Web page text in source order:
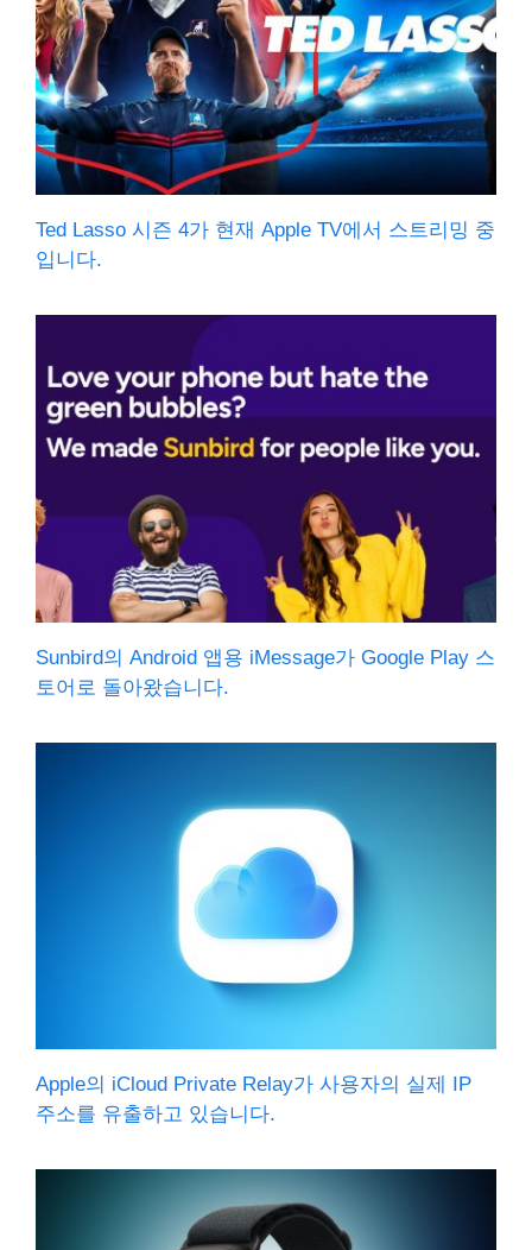
Ted Lasso 시즌 4가 현재 Apple TV에서 스트리밍 중
입니다.
Sunbird의 Android 앱용 iMessage가 Google Play 스
토어로 돌아왔습니다.
Apple의 iCloud Private Relay가 사용자의 실제 IP
주소를 유출하고 있습니다.